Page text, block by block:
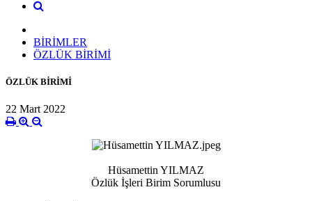
BİRİMLER
ÖZLÜK BİRİMİ
ÖZLÜK BİRİMİ
22 Mart 2022
Hüsamettin YILMAZ
Özlük İşleri Birim Sorumlusu